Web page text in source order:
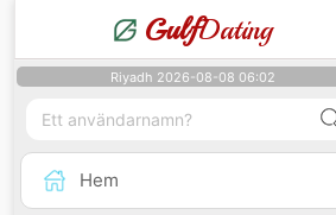
GulfDating
Riyadh 2026-08-08 06:02
Hem